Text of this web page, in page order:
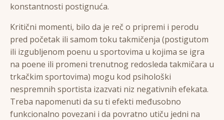
konstantnosti postignuća.
Kritični momenti, bilo da je reč o pripremi i perodu
pred početak ili samom toku takmičenja (postigutom
ili izgubljenom poenu u sportovima u kojima se igra
na poene ili promeni trenutnog redosleda takmičara u
trkačkim sportovima) mogu kod psihološki
nespremnih sportista izazvati niz negativnih efekata.
Treba napomenuti da su ti efekti međusobno
funkcionalno povezani i da povratno utiču jedni na